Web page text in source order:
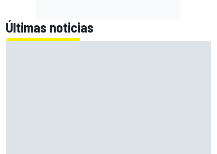
Últimas noticias